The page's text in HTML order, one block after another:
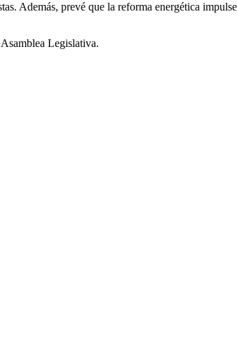
Además, prevé que la reforma energética
Legislativa.